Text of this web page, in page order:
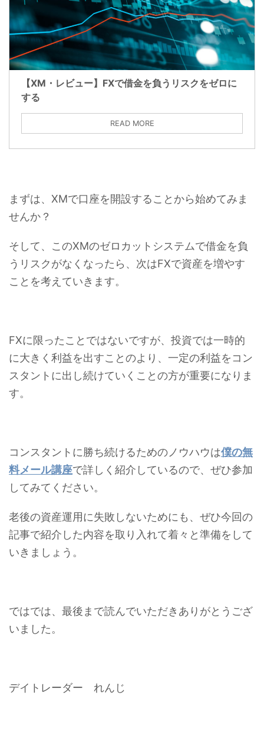
【XM・レビュー】FXで借金を負うリスクをゼロに
する
READ MORE
まずは、XMで口座を開設することから始めてみま
せんか？
そして、このXMのゼロカットシステムで借金を負
うリスクがなくなったら、次はFXで資産を増やす
ことを考えていきます。
FXに限ったことではないですが、投資では一時的
に大きく利益を出すことのより、一定の利益をコン
スタントに出し続けていくことの方が重要になりま
す。
コンスタントに勝ち続けるためのノウハウは僕の無
料メール講座で詳しく紹介しているので、ぜひ参加
してみてください。
老後の資産運用に失敗しないためにも、ぜひ今回の
記事で紹介した内容を取り入れて着々と準備をして
いきましょう。
ではでは、最後まで読んでいただきありがとうござ
いました。
デイトレーダー れんじ